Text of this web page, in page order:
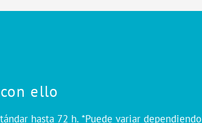
ello
hasta 72 h. *Puede variar dependiendo